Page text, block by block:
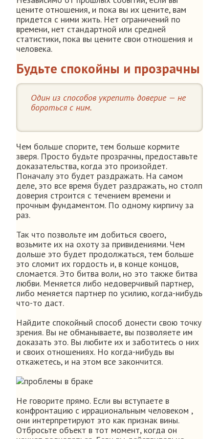
цените отношения, и пока вы их цените, вам
придется с ними жить. Нет ограничений по
времени, нет стандартной или средней
статистики, пока вы цените свои отношения и
человека.
Будьте спокойны и прозрачны
Один из способов укрепить доверие — не
бороться с ним.
Чем больше спорите, тем больше кормите
зверя. Просто будьте прозрачны, предоставьте
доказательства, когда это произойдет.
Поначалу это будет раздражать. На самом
деле, это все время будет раздражать, но столп
доверия строится с течением времени и
прочным фундаментом. По одному кирпичу за
раз.
Так что позвольте им добиться своего,
возьмите их на охоту за привидениями. Чем
дольше это будет продолжаться, тем больше
это сломит их гордость и, в конце концов,
сломается. Это битва воли, но это также битва
любви. Меняется либо недоверчивый партнер,
либо меняется партнер по усилию, когда-нибудь
что-то даст.
Найдите спокойный способ донести свою точку
зрения. Вы не обманываете, вы позволяете им
доказать это. Вы любите их и заботитесь о них
и своих отношениях. Но когда-нибудь вы
откажетесь, и на этом все закончится.
Не говорите прямо. Если вы вступаете в
конфронтацию с иррациональным человеком ,
они интерпретируют это как признак вины.
Отбросьте объект в тот момент, когда он